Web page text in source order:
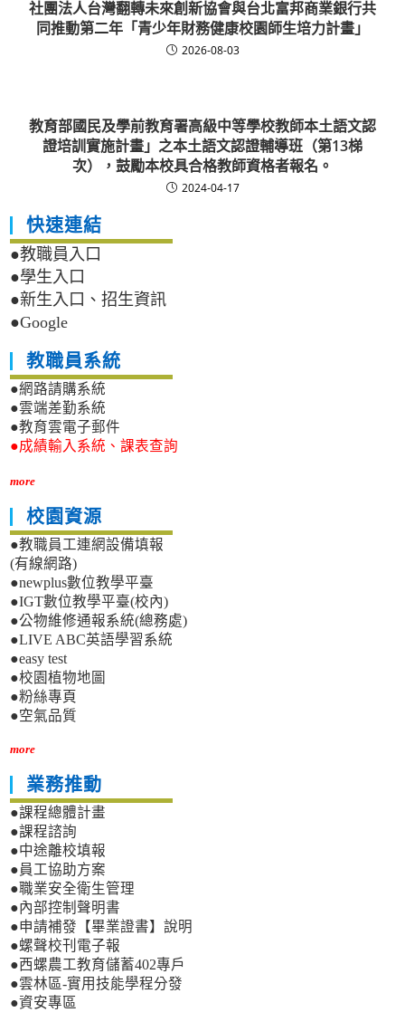
社團法人台灣翻轉未來創新協會與台北富邦商業銀行共
同推動第二年「青少年財務健康校園師生培力計畫」
2026-08-03
教育部國民及學前教育署高級中等學校教師本土語文認
證培訓實施計畫」之本土語文認證輔導班（第13梯
次），鼓勵本校具合格教師資格者報名。
2024-04-17
快速連結
●教職員入口
●學生入口
●新生入口、招生資訊
●Google
教職員系統
●網路請購系統
●雲端差勤系統
●教育雲電子郵件
●成績輸入系統、課表查詢
more
校園資源
●教職員工連網設備填報
(有線網路)
●newplus數位教學平臺
●IGT數位教學平臺(校內)
●公物維修通報系統(總務處)
●LIVE ABC英語學習系統
●easy test
●校園植物地圖
●粉絲專頁
●空氣品質
more
業務推動
●課程總體計畫
●課程諮詢
●中途離校填報
●員工協助方案
●職業安全衛生管理
●內部控制聲明書
●申請補發【畢業證書】說明
●螺聲校刊電子報
●西螺農工教育儲蓄402專戶
●雲林區-實用技能學程分發
●資安專區